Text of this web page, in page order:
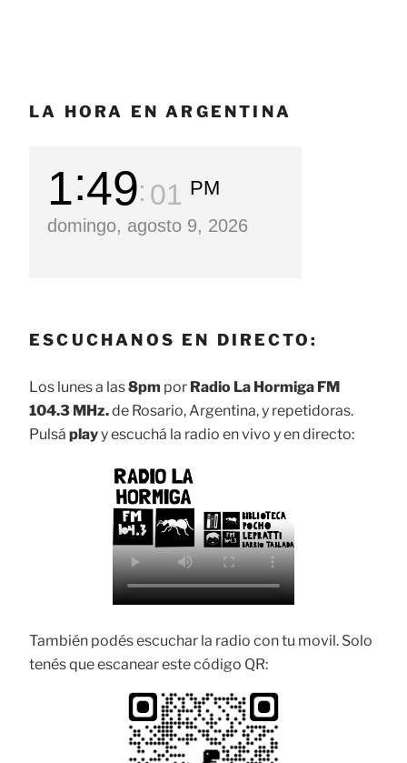
LA HORA EN ARGENTINA
1 49 02 PM
domingo, agosto 9, 2026
ESCUCHANOS EN DIRECTO:
Los lunes a las8pm por Radio La Hormiga FM
104.3 MHz.de Rosario, Argentina, y repetidoras.
Pulsá playy escuchá la radio en vivo y en directo:
También podés escuchar la radio con tu movil. Solo
tenés que escanear este código QR: